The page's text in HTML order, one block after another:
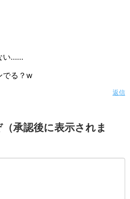
い……
でる？w
返信
承認後に表示されま